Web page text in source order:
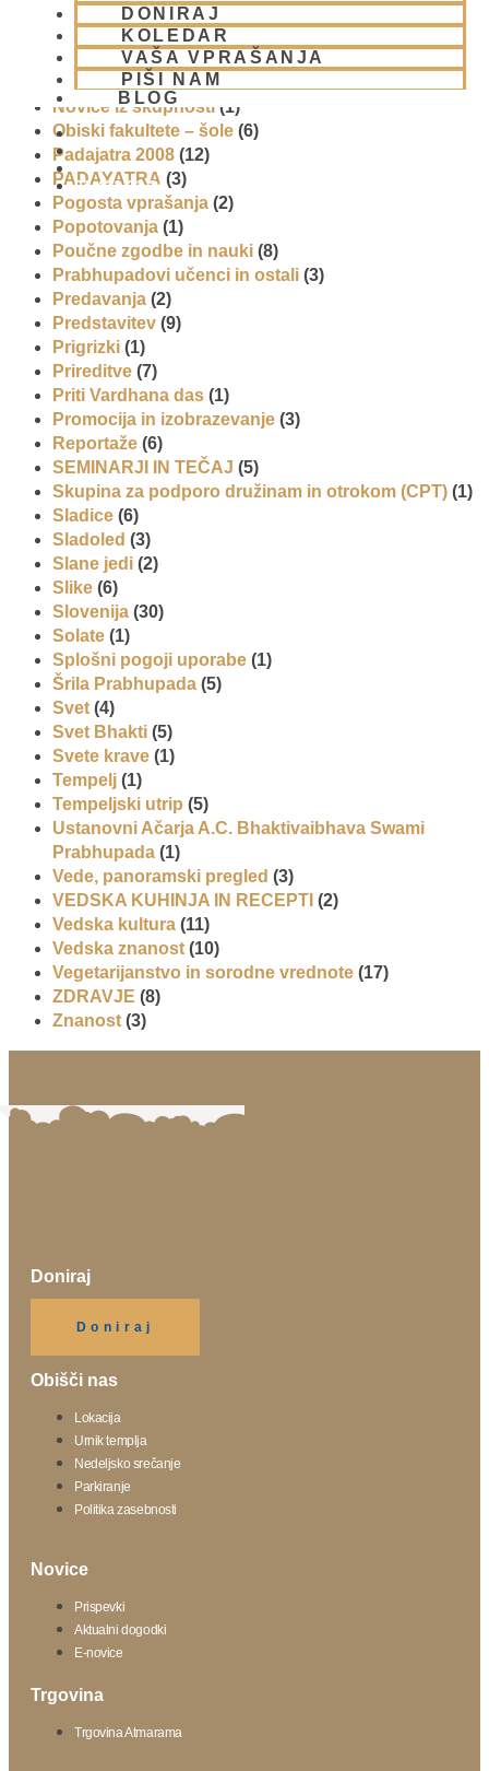
DONIRAJ
KOLEDAR
VAŠA VPRAŠANJA
PIŠI NAM
BLOG
01 431 21 24
Napitki – topli(1)
Napovednik(10)
Nedeljska predavanja in festivali(1)
Nove knjige(6)
Novice iz skupnosti (1)
Obiski fakultete – šole (6)
Padajatra 2008 (12)
PADAYATRA (3)
Pogosta vprašanja (2)
Popotovanja (1)
Poučne zgodbe in nauki (8)
Prabhupadovi učenci in ostali (3)
Predavanja (2)
Predstavitev (9)
Prigrizki (1)
Prireditve (7)
Priti Vardhana das (1)
Promocija in izobrazevanje (3)
Reportaže (6)
SEMINARJI IN TEČAJ (5)
Skupina za podporo družinam in otrokom (CPT) (1)
Sladice (6)
Sladoled (3)
Slane jedi (2)
Slike (6)
Slovenija (30)
Solate (1)
Splošni pogoji uporabe (1)
Šrila Prabhupada (5)
Svet (4)
Svet Bhakti (5)
Svete krave (1)
Tempelj (1)
Tempeljski utrip (5)
Ustanovni Ačarja A.C. Bhaktivaibhava Swami
Prabhupada (1)
Vede, panoramski pregled (3)
VEDSKA KUHINJA IN RECEPTI (2)
Vedska kultura (11)
Vedska znanost (10)
Vegetarijanstvo in sorodne vrednote (17)
ZDRAVJE (8)
Znanost (3)
Doniraj
Doniraj
Obišči nas
Lokacija
Urnik templja
Nedeljsko srečanje
Parkiranje
Politika zasebnosti
Novice
Prispevki
Aktualni dogodki
E-novice
Trgovina
Trgovina Atmarama